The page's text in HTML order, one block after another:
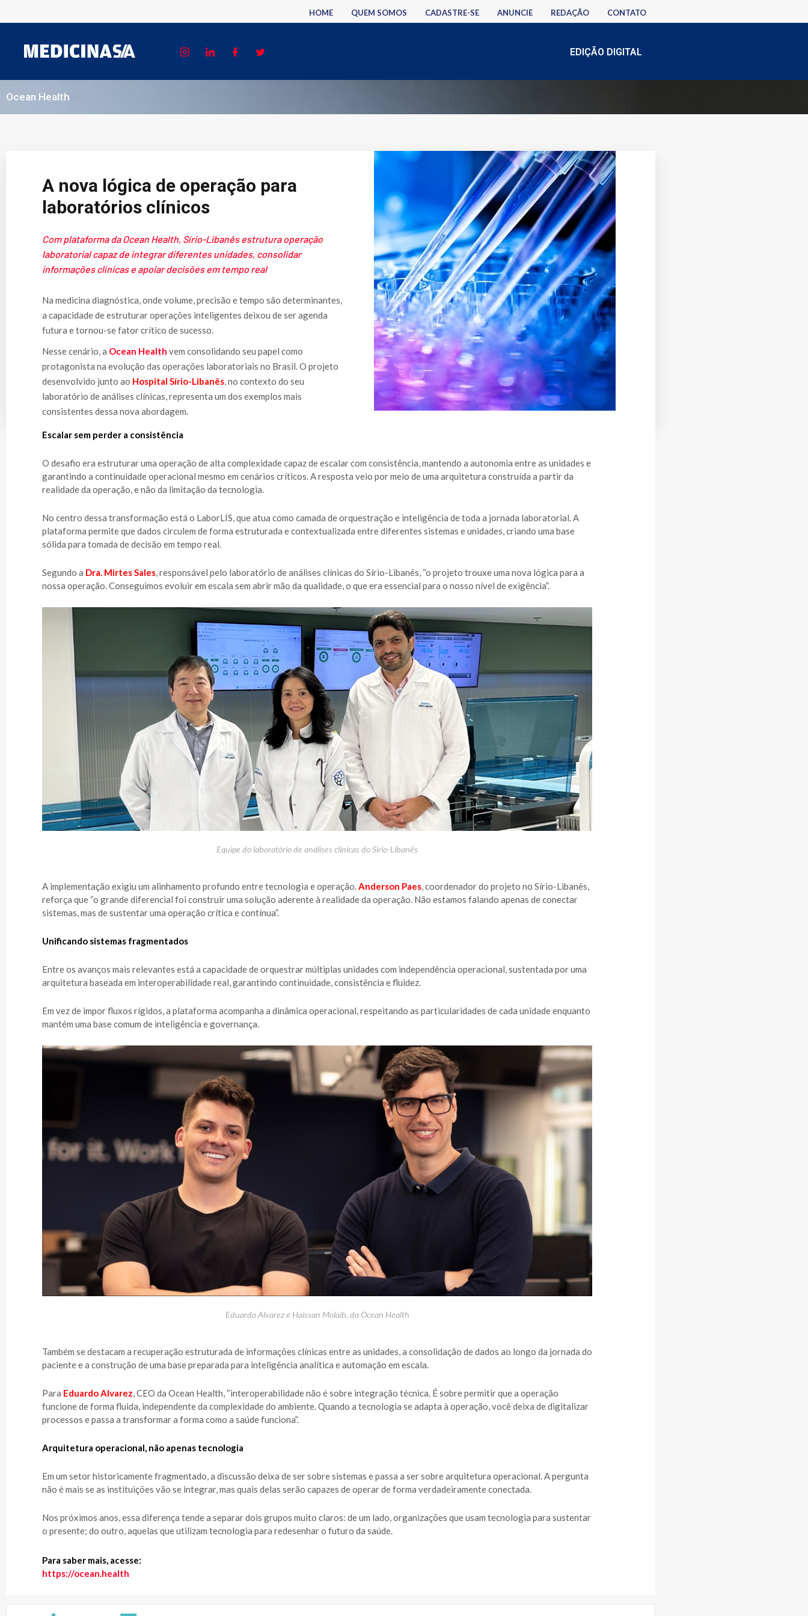
HOME QUEM SOMOS CADASTRE-SE ANUNCIE REDAÇÃO CONTATO
EDIÇÃO DIGITAL
Ocean Health
A nova lógica de operação para
laboratórios clínicos
Com plataforma da Ocean Health, Sírio-Libanês estrutura operação
laboratorial capaz de integrar diferentes unidades, consolidar
informações clínicas e apoiar decisões em tempo real
Na medicina diagnóstica, onde volume, precisão e tempo são determinantes,
a capacidade de estruturar operações inteligentes deixou de ser agenda
futura e tornou-se fator crítico de sucesso.
Nesse cenário, a Ocean Health vem consolidando seu papel como
protagonista na evolução das operações laboratoriais no Brasil. O projeto
desenvolvido junto ao Hospital Sírio-Libanês, no contexto do seu
laboratório de análises clínicas, representa um dos exemplos mais
consistentes dessa nova abordagem.
Escalar sem perder a consistência
O desafio era estruturar uma operação de alta complexidade capaz de escalar com consistência, mantendo a autonomia entre as unidades e
garantindo a continuidade operacional mesmo em cenários críticos. A resposta veio por meio de uma arquitetura construída a partir da
realidade da operação, e não da limitação da tecnologia.
No centro dessa transformação está o LaborLIS, que atua como camada de orquestração e inteligência de toda a jornada laboratorial. A
plataforma permite que dados circulem de forma estruturada e contextualizada entre diferentes sistemas e unidades, criando uma base
sólida para tomada de decisão em tempo real.
Segundo a Dra. Mirtes Sales, responsável pelo laboratório de análises clínicas do Sírio-Libanês, “o projeto trouxe uma nova lógica para a
nossa operação. Conseguimos evoluir em escala sem abrir mão da qualidade, o que era essencial para o nosso nível de exigência”.
Equipe do laboratório de análises clínicas do Sírio-Libanês
A implementação exigiu um alinhamento profundo entre tecnologia e operação.Anderson Paes, coordenador do projeto no Sírio-Libanês,
reforça que “o grande diferencial foi construir uma solução aderente à realidade da operação. Não estamos falando apenas de conectar
sistemas, mas de sustentar uma operação crítica e contínua”.
Unificando sistemas fragmentados
Entre os avanços mais relevantes está a capacidade de orquestrar múltiplas unidades com independência operacional, sustentada por uma
arquitetura baseada em interoperabilidade real, garantindo continuidade, consistência e fluidez.
Em vez de impor fluxos rígidos, a plataforma acompanha a dinâmica operacional, respeitando as particularidades de cada unidade enquanto
mantém uma base comum de inteligência e governança.
Eduardo Alvarez e Haissan Molaib, da Ocean Health
Também se destacam a recuperação estruturada de informações clínicas entre as unidades, a consolidação de dados ao longo da jornada do
paciente e a construção de uma base preparada para inteligência analítica e automação em escala.
Para Eduardo Alvarez, CEO da Ocean Health, “interoperabilidade não é sobre integração técnica. É sobre permitir que a operação
funcione de forma fluida, independente da complexidade do ambiente. Quando a tecnologia se adapta à operação, você deixa de digitalizar
processos e passa a transformar a forma como a saúde funciona”.
Arquitetura operacional, não apenas tecnologia
Em um setor historicamente fragmentado, a discussão deixa de ser sobre sistemas e passa a ser sobre arquitetura operacional. A pergunta
não é mais se as instituições vão se integrar, mas quais delas serão capazes de operar de forma verdadeiramente conectada.
Nos próximos anos, essa diferença tende a separar dois grupos muito claros: de um lado, organizações que usam tecnologia para sustentar
o presente; do outro, aquelas que utilizam tecnologia para redesenhar o futuro da saúde.
Para saber mais, acesse:
https://ocean.health